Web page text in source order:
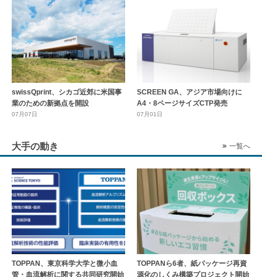
swissQprint、シカゴ近郊に⽶国事
業のための新拠点を開設
07月07日
SCREEN GA、アジア市場向けに
A4・8ページサイズCTP発売
07月01日
大手の動き 一覧へ
TOPPAN、東京科学大学と微小血
管・血流解析に関する共同研究開始
TOPPANら6者、紙パッケージ再資
源化のしくみ構築プロジェクト開始